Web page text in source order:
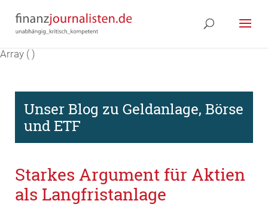
Array ( )
Unser Blog zu Geldanlage, Börse
und ETF
Starkes Argument für Aktien
als Langfristanlage